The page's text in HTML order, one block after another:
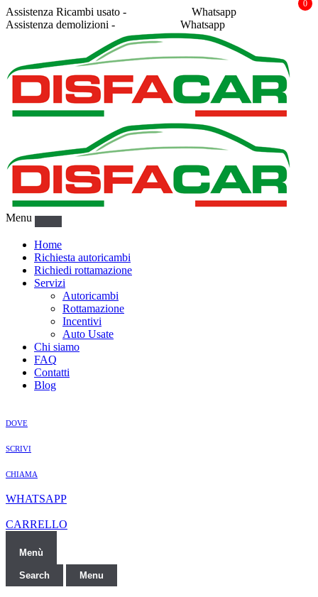
Assistenza Ricambi usato -
Whatsapp
Assistenza demolizioni -
Whatsapp
Menu
Home
Richiesta autoricambi
Richiedi rottamazione
Servizi
Autoricambi
Rottamazione
Incentivi
Auto Usate
Chi siamo
FAQ
Contatti
Blog
DOVE
SCRIVI
CHIAMA
WHATSAPP
0
CARRELLO
Menù
Search Menu